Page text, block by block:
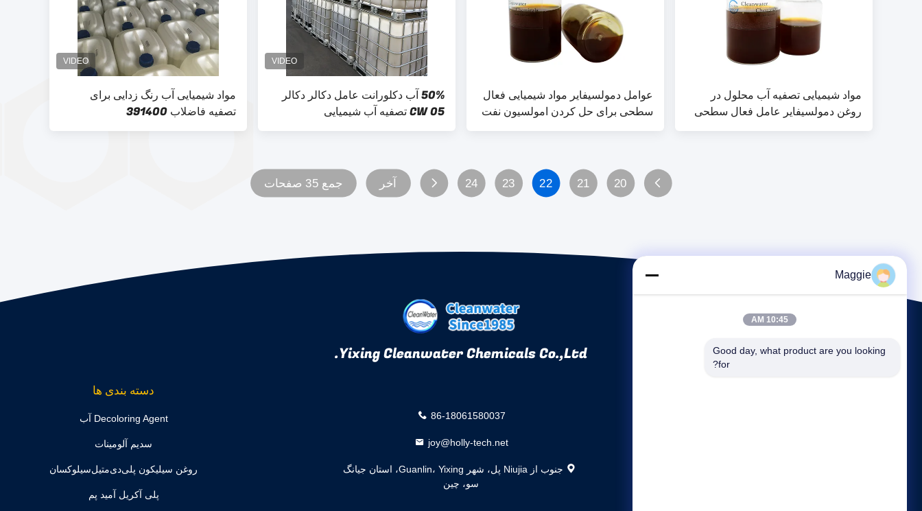
مواد شیمیایی آب رنگ زدایی برای
تصفیه فاضلاب 391400
50% آب دکلورانت عامل دکالر دکالر
CW 05 تصفیه آب شیمیایی
عوامل دمولسیفایر مواد شیمیایی فعال
سطحی برای حل کردن امولسیون نفت
خام
مواد شیمیایی تصفیه آب محلول در
روغن دمولسیفایر عامل فعال سطحی
20
21
22
23
24 آخر جمع 35 صفحات
Yixing Cleanwater Chemicals Co.,Ltd.
دسته بندی ها
Decoloring Agent آب
سدیم آلومینات
روغن سیلیکون پلی‌دی‌متیل‌سیلوکسان
پلی آکریل آمید پم
86-18061580037
joy@holly-tech.net
جنوب از Niujia پل، شهر Guanlin، Yixing، استان جیانگ
سو، چین
Maggie
10:45 AM
Good day, what product are you looking
for?